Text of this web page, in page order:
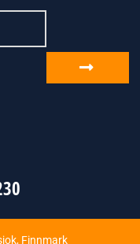
Send
Finnmark